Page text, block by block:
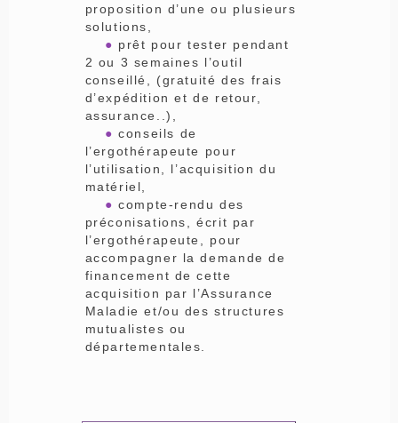
proposition d’une ou plusieurs
solutions,
● prêt pour tester pendant
2 ou 3 semaines l’outil
conseillé, (gratuité des frais
d’expédition et de retour,
assurance..),
● conseils de
l’ergothérapeute pour
l’utilisation, l’acquisition du
matériel,
● compte-rendu des
préconisations, écrit par
l’ergothérapeute, pour
accompagner la demande de
financement de cette
acquisition par l’Assurance
Maladie et/ou des structures
mutualistes ou
départementales.